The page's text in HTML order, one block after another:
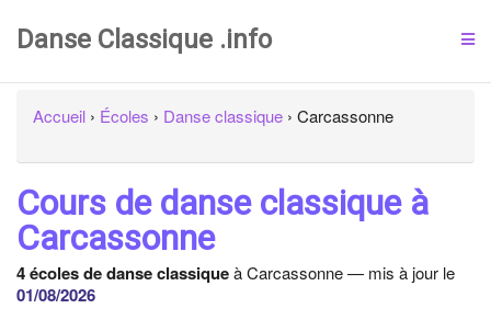
Danse Classique .info
Accueil › Écoles › Danse classique › Carcassonne
Cours de danse classique à
Carcassonne
4 écoles de danse classiqueà Carcassonne — mis à jour le
01/08/2026